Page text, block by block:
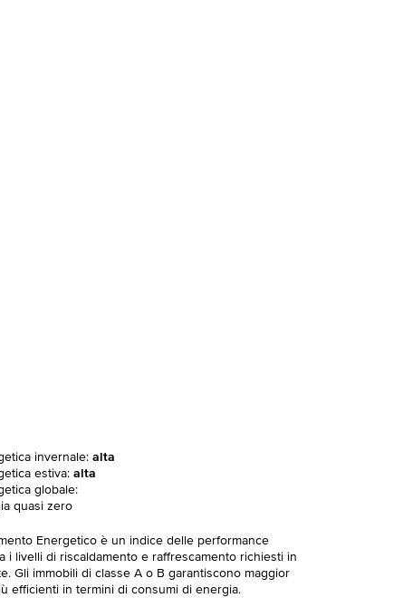
invernale:alta
estiva:alta
globale:
quasi zero
Energetico è un indice delle performance
i livelli di riscaldamento e raffrescamento richiesti in
Gli immobili di classe A o B garantiscono maggior
efficienti in termini di consumi di energia.